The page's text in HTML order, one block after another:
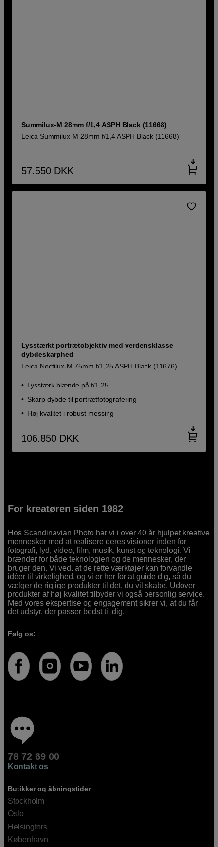
Summilux-M 28mm f/1,4 ASPH Black (11668)
Leica Summilux-M 28mm f/1,4 ASPH Black (11668)
57.550 DKK
Lysstærkt portrætobjektiv med verdensklasse
dybdeskarphed
Leica Noctilux-M 75mm f/1,25 ASPH Black (11676)
Lysstærk blænde på f/1,25
Skarp dybde til portrætfotografering
Høj kvalitet i robust messing
106.850 DKK
For kreatøren siden 1982
Hos Scandinavian Photo har vi i over 40 år hjulpet kreative
mennesker med at realisere deres visioner inden for
fotografi, lyd, video, film, musik, kunst og teknologi. Vi
brænder for både teknologien og de mennesker, der
bruger den. Vi ved, at de rette værktøjer kan forvandle
idéer til virkelighed, og vi er her for at guide dig, så du
vælger de rigtige produkter til det, du vil skabe. Udover
produkter af høj kvalitet tilbyder vi også personlig service.
Med vores ekspertise og engagement sikrer vi, at du får
det udstyr, der passer bedst til dig.
Følg os:
78 72 69 00
Kontakt os
Butikker og åbningstider
Stockholm
Oslo
Helsingfors
København